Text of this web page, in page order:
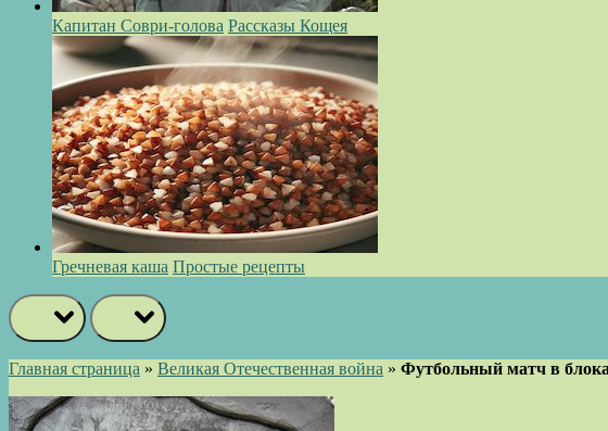
Капитан Соври-голова Рассказы Кощея
Гречневая каша Простые рецепты
Главная страница » Великая Отечественная война » Футбольный матч в